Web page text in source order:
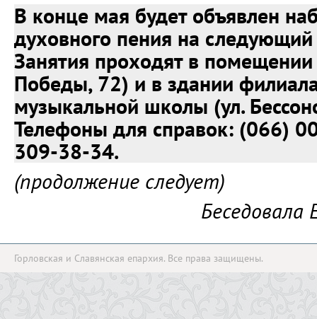
В конце мая будет объявлен
духовного пения на
Занятия проходят в
Победы, 72) и в здании
музыкальной школы (ул.
Телефоны для справок: (066)
309-38-34.
(продолжение следует)
Горловская и Славянская епархия. Все права защищены.